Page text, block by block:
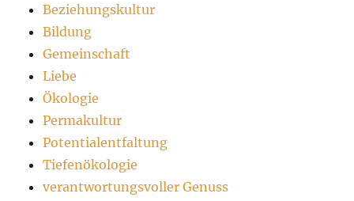
Beziehungskultur
Bildung
Gemeinschaft
Liebe
Ökologie
Permakultur
Potentialentfaltung
Tiefenökologie
verantwortungsvoller Genuss